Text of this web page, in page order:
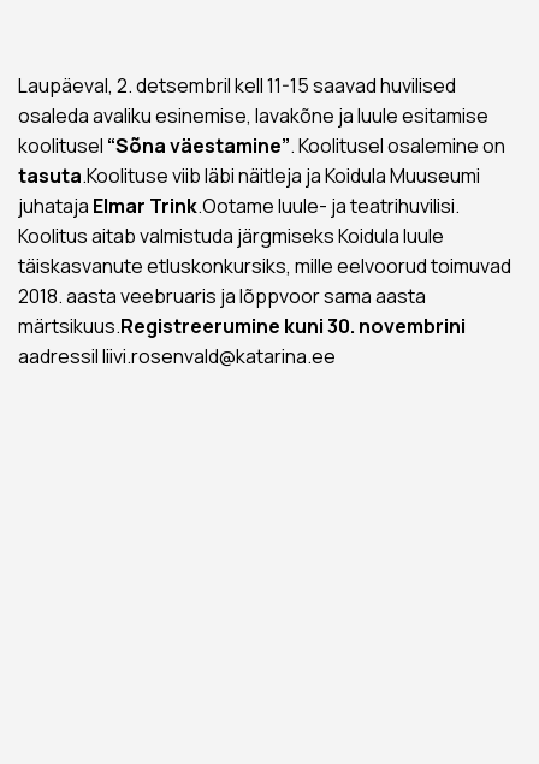
Laupäeval, 2. detsembril kell 11-15 saavad huvilised
osaleda avaliku esinemise, lavakõne ja luule esitamise
koolitusel “Sõna väestamine”. Koolitusel osalemine on
tasuta.Koolituse viib läbi näitleja ja Koidula Muuseumi
juhataja Elmar Trink.Ootame luule- ja teatrihuvilisi.
Koolitus aitab valmistuda järgmiseks Koidula luule
täiskasvanute etluskonkursiks, mille eelvoorud toimuvad
2018. aasta veebruaris ja lõppvoor sama aasta
märtsikuus.Registreerumine kuni 30. novembrini
aadressil liivi.rosenvald@katarina.ee